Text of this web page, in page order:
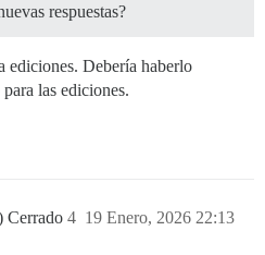
respuestas?
ediciones. Debería haberlo
las ediciones.
Cerrado 19 Enero, 2026 22:13
4